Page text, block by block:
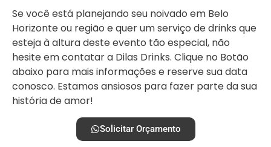
Se você está planejando seu noivado em Belo
Horizonte ou região e quer um serviço de drinks que
esteja à altura deste evento tão especial, não
hesite em contatar a Dilas Drinks. Clique no Botão
abaixo para mais informações e reserve sua data
conosco. Estamos ansiosos para fazer parte da sua
história de amor!
Solicitar Orçamento